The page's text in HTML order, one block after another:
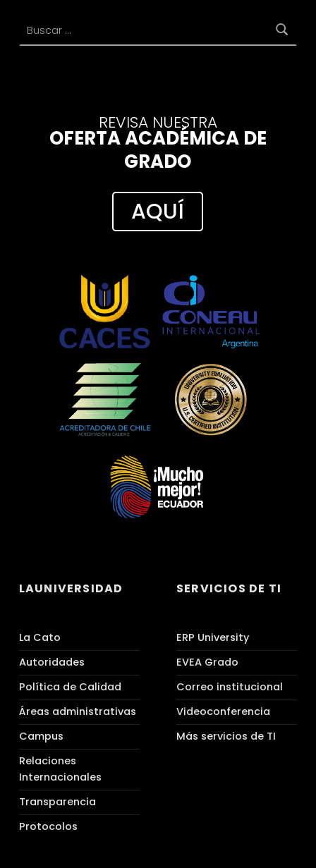
REVISA NUESTRA
OFERTA ACADÉMICA DE
GRADO
AQUÍ
LAUNIVERSIDAD
La Cato
Autoridades
Política de Calidad
Áreas administrativas
Campus
Relaciones
Internacionales
Transparencia
Protocolos
SERVICIOS DE TI
ERP University
EVEA Grado
Correo institucional
Videoconferencia
Más servicios de TI